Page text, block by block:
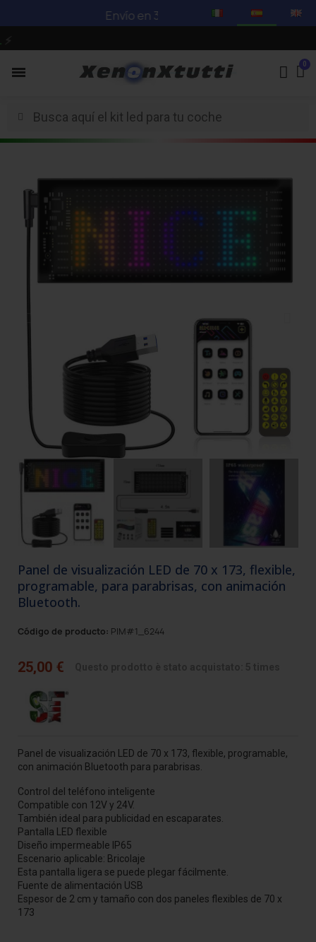
Envío en 3-5 días hábiles -
Mira nuestras
Panel de visualización LED de 70 x 173, flexible,
programable, para parabrisas, con animación
Bluetooth.
Código de producto: PIM#1_6244
25,00 €
Panel de visualización LED de 70 x 173, flexible, programable,
con animación Bluetooth para parabrisas.
Control del teléfono inteligente
Compatible con 12V y 24V.
También ideal para publicidad en escaparates.
Pantalla LED flexible
Diseño impermeable IP65
Escenario aplicable: Bricolaje
Esta pantalla ligera se puede plegar fácilmente.
Fuente de alimentación USB
Espesor de 2 cm y tamaño con dos paneles flexibles de 70 x
173